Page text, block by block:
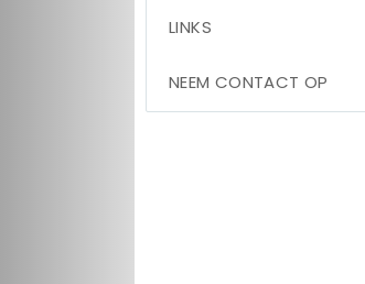
LINKS
NEEM CONTACT OP